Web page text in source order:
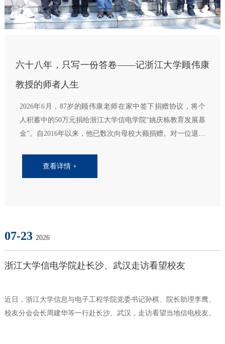
六十八年，只写一份答卷——记浙江大学顾伟康
教授的师者人生
2026年6月，87岁的顾伟康老师在家中签下捐赠协议，将个
人积蓄中的50万元捐给浙江大学信电学院“姚庆栋教育发展基
金”。自2016年以来，他已数次向母校大额捐赠。对一位退休
查看详情 +
以创新启蒙点亮未来——“图灵杯”全国青少年编
在科技实践中点燃创造梦想。7月18日，由中国光华科技基
金会主办、清华大学计算机科学与技术系支持、浙...
07-23 2026
浙江大学信电学院赴长沙、武汉走访看望校友
近日，浙江大学信息与电子工程学院党委书记孙棋、院长助理李鹰、
校友分会会长周建华等一行赴长沙、武汉，走访看望当地信电校友。